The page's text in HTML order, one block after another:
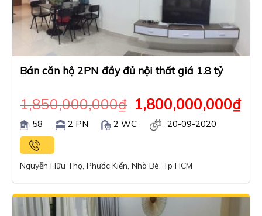
Bán căn hộ 2PN đầy đủ nội thất giá 1.8 tỷ
1,850,000,000₫ 1,800,000,000₫
58 2 PN 2 WC 20-09-2020
Nguyễn Hữu Thọ, Phước Kiển, Nhà Bè, Tp HCM